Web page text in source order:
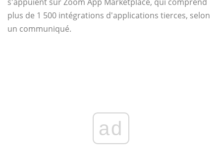
plus de 1 500 intégrations d'applications tierces, selon
un communiqué.
ad